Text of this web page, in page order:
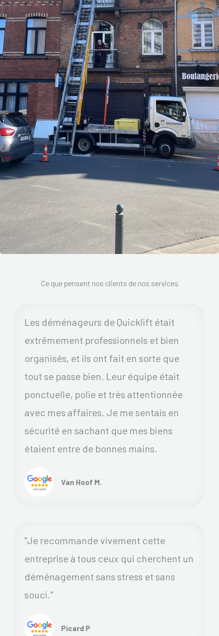
Ce que pensent nos clients de nos services
Les déménageurs de Quicklift était
extrêmement professionnels et bien
organisés, et ils ont fait en sorte que
tout se passe bien. Leur équipe était
ponctuelle, polie et très attentionnée
avec mes affaires. Je me sentais en
sécurité en sachant que mes biens
étaient entre de bonnes mains.
Van Hoof M.
"Je recommande vivement cette
entreprise à tous ceux qui cherchent un
déménagement sans stress et sans
souci."
Picard P